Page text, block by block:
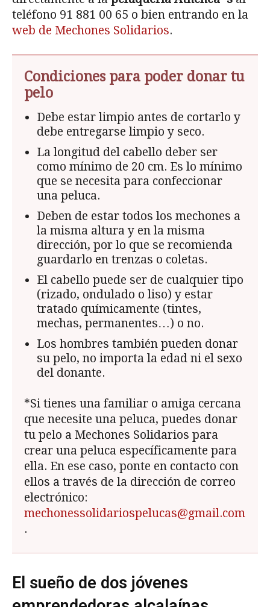
teléfono 91 881 00 65 o bien entrando en la
web de Mechones Solidarios.
Condiciones para poder donar tu
pelo
Debe estar limpio antes de cortarlo y
debe entregarse limpio y seco.
La longitud del cabello deber ser
como mínimo de 20 cm. Es lo mínimo
que se necesita para confeccionar
una peluca.
Deben de estar todos los mechones a
la misma altura y en la misma
dirección, por lo que se recomienda
guardarlo en trenzas o coletas.
El cabello puede ser de cualquier tipo
(rizado, ondulado o liso) y estar
tratado químicamente (tintes,
mechas, permanentes…) o no.
Los hombres también pueden donar
su pelo, no importa la edad ni el sexo
del donante.
*Si tienes una familiar o amiga cercana
que necesite una peluca, puedes donar
tu pelo a Mechones Solidarios para
crear una peluca específicamente para
ella. En ese caso, ponte en contacto con
ellos a través de la dirección de correo
electrónico:
mechonessolidariospelucas@gmail.com
.
El sueño de dos jóvenes